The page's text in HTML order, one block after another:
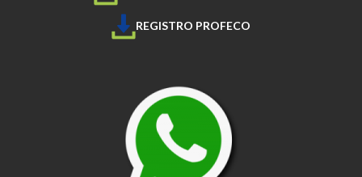
REGISTRO PROFECO